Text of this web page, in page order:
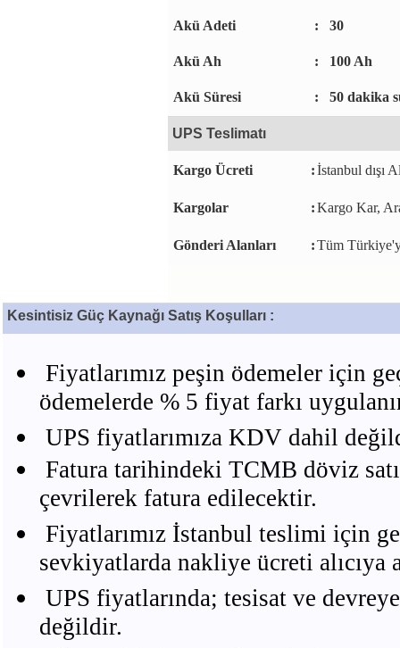
Akü Adeti : 30
Akü Ah : 100 Ah
Akü Süresi : 50 dakika
UPS Teslimatı
Kargo Ücreti :İstanbul dışı
Kargolar :Kargo Kar,
Gönderi Alanları :Tüm
Kesintisiz Güç Kaynağı Satış Koşulları :
Fiyatlarımız peşin ödemeler için
ödemelerde % 5 fiyat farkı
UPS fiyatlarımıza KDV dahil
Fatura tarihindeki TCMB döviz
çevrilerek fatura edilecektir.
Fiyatlarımız İstanbul teslimi için
sevkiyatlarda nakliye ücreti alıcıya
UPS fiyatlarında; tesisat ve
değildir.